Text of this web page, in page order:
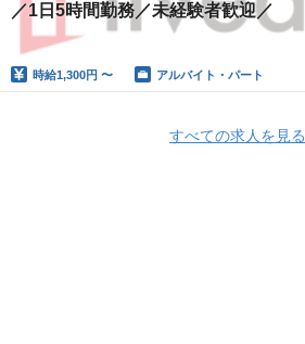
／1日5時間勤務／未経験者歓迎／
時給1,300円 〜 アルバイト・パート
すべての求人を見る